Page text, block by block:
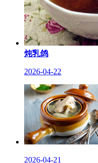
炖乳鸽
2026-04-22
2026-04-21